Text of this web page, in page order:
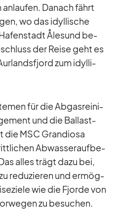
Da­nach fährt
wo das idyl­li­sche
Åle­sund be­
der Reise geht es
zum idyl­li­
für die Ab­gas­rei­ni­
und die Bal­last­
die MSC Gran­diosa
Ab­was­ser­auf­be­
al­les trägt dazu bei,
re­du­zie­ren und er­mög­
wie die Fjorde von
zu be­su­chen.